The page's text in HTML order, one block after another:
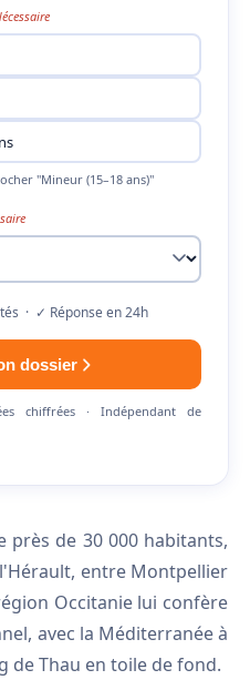
"Mineur (15–18 ans)"
· ✓ Réponse en 24h
dossier
chiffrées · Indépendant de
près de 30 000 habitants,
entre Montpellier
Occitanie lui confère
avec la Méditerranée à
de Thau en toile de fond.